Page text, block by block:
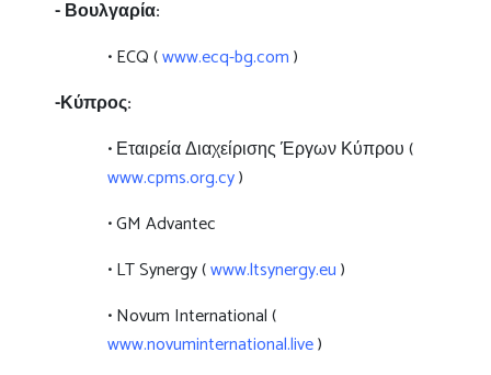
- Βουλγαρία:
• ECQ (www.ecq-bg.com)
-Κύπρος:
• Εταιρεία Διαχείρισης Έργων Κύπρου (
www.cpms.org.cy)
• GM Advantec
• LT Synergy (www.ltsynergy.eu)
• Novum International (
www.novuminternational.live)